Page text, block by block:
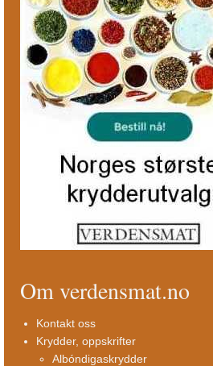
Om verdensmat.no
Kontakt oss
Krydder, oppskrifter
Albóndigaskrydder